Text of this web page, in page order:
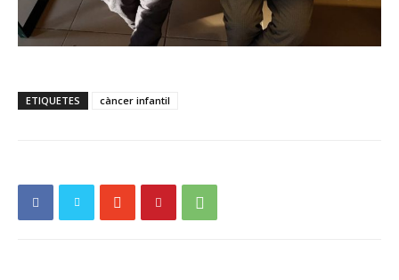
ETIQUETES càncer infantil